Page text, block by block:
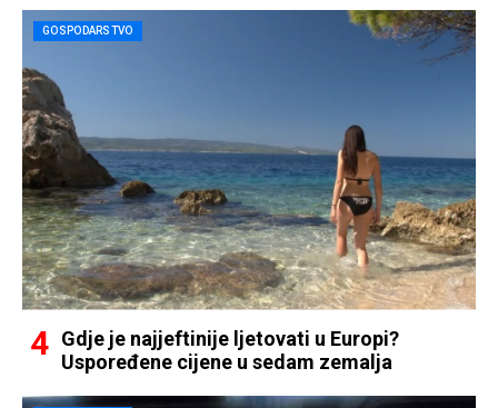
GOSPODARSTVO
Gdje je najjeftinije ljetovati u Europi?
Uspoređene cijene u sedam zemalja